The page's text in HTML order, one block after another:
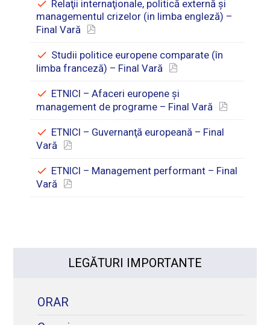
Relaţii internaţionale, politică externă şi
managementul crizelor (in limba engleză) –
Final Vară
Studii politice europene comparate (în
limba franceză) – Final Vară
ETNICI – Afaceri europene şi
management de programe – Final Vară
ETNICI – Guvernanţă europeană – Final
Vară
ETNICI – Management performant – Final
Vară
LEGĂTURI IMPORTANTE
ORAR